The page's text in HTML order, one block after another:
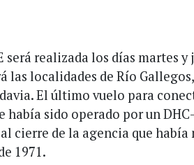
será realizada los días martes y
las localidades de Río
El último vuelo para
había sido operado por un
cierre de la agencia que había
1971.